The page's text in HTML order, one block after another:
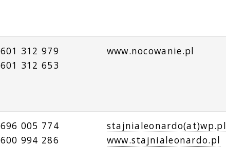
601 312 979
601 312 653
www.nocowanie.pl
696 005 774
600 994 286
stajnialeonardo(at)wp.pl
www.stajnialeonardo.pl